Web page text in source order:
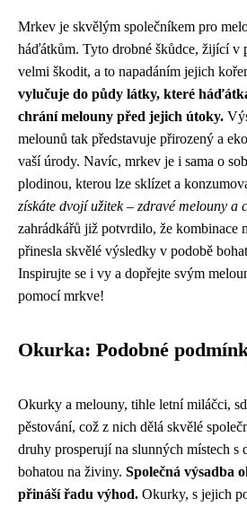
Mrkev je skvělým společníkem pro
háďátkům. Tyto drobné škůdce, žijící v
velmi škodit, a to napadáním jejich
vylučuje do půdy látky, které
chrání melouny před jejich útoky.
melounů tak představuje přirozený a
vaší úrody. Navíc, mrkev je i sama o
plodinou, kterou lze sklízet a
získáte dvojí užitek – zdravé melouny a
zahrádkářů již potvrdilo, že kombinace
přinesla skvělé výsledky v podobě
Inspirujte se i vy a dopřejte svým
pomocí mrkve!
Okurka: Podobné
Okurky a melouny, tihle letní miláčci,
pěstování, což z nich dělá skvělé
druhy prosperují na slunných místech s
bohatou na živiny. Společná výsadba
přináší řadu výhod. Okurky, s jejich